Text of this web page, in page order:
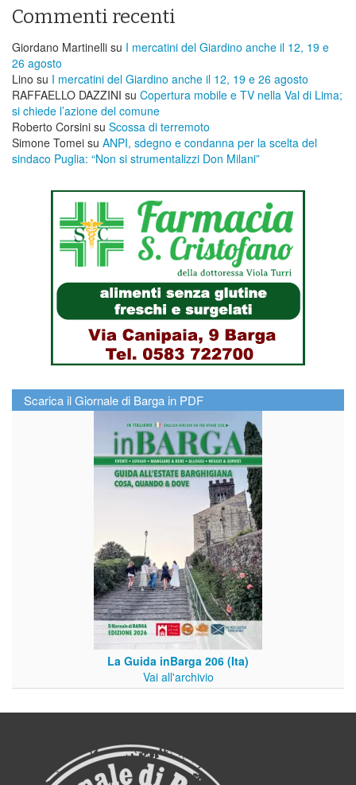
Commenti recenti
Giordano Martinelli su I mercatini del Giardino anche il 12, 19 e
26 agosto
Lino su I mercatini del Giardino anche il 12, 19 e 26 agosto
RAFFAELLO DAZZINI su ​Copertura mobile e TV nella Val di Lima;
si chiede l’azione del comune
Roberto Corsini su Scossa di terremoto
Simone Tomei su ANPI, sdegno e condanna per la scelta del
sindaco Puglia: “Non si strumentalizzi Don Milani”
Scarica il Giornale di Barga in PDF
La Guida inBarga 206 (Ita)
Vai all'archivio